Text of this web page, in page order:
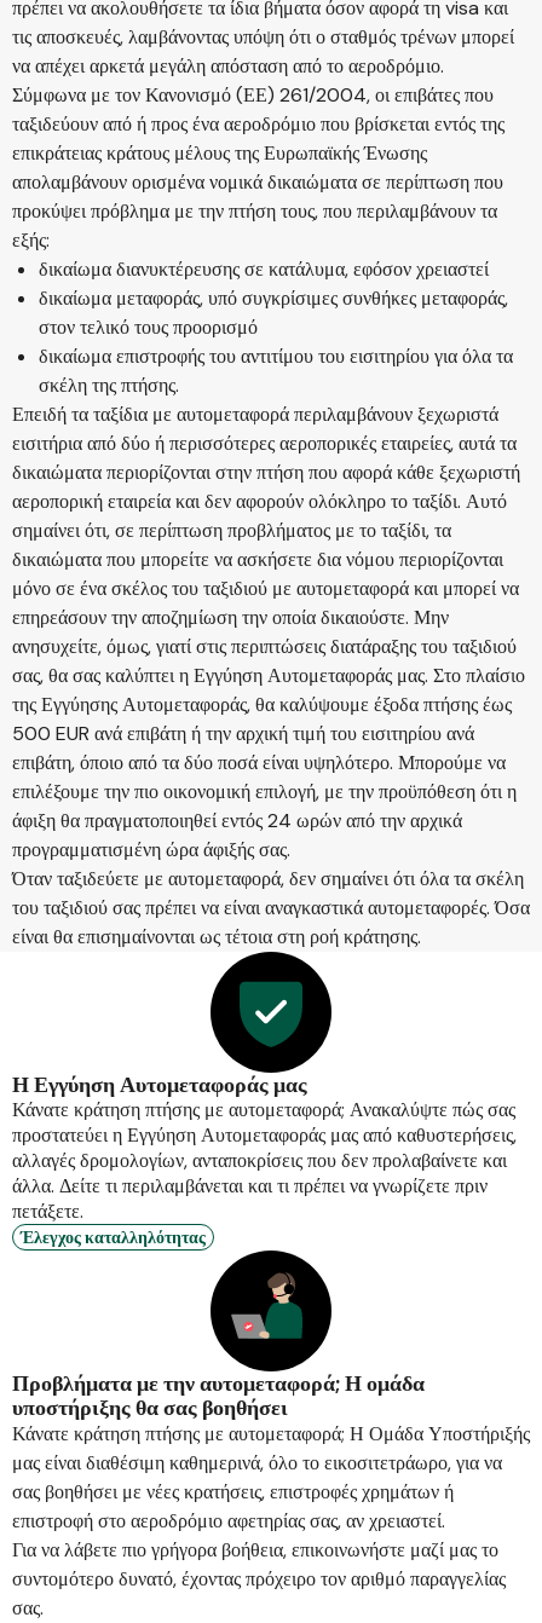
πρέπει να ακολουθήσετε τα ίδια βήματα όσον αφορά τη visa και
τις αποσκευές, λαμβάνοντας υπόψη ότι ο σταθμός τρένων μπορεί
να απέχει αρκετά μεγάλη απόσταση από το αεροδρόμιο.
Σύμφωνα με τον Κανονισμό (ΕΕ) 261/2004, οι επιβάτες που
ταξιδεύουν από ή προς ένα αεροδρόμιο που βρίσκεται εντός της
επικράτειας κράτους μέλους της Ευρωπαϊκής Ένωσης
απολαμβάνουν ορισμένα νομικά δικαιώματα σε περίπτωση που
προκύψει πρόβλημα με την πτήση τους, που περιλαμβάνουν τα
εξής:
δικαίωμα διανυκτέρευσης σε κατάλυμα, εφόσον χρειαστεί
δικαίωμα μεταφοράς, υπό συγκρίσιμες συνθήκες μεταφοράς,
στον τελικό τους προορισμό
δικαίωμα επιστροφής του αντιτίμου του εισιτηρίου για όλα τα
σκέλη της πτήσης.
Επειδή τα ταξίδια με αυτομεταφορά περιλαμβάνουν ξεχωριστά
εισιτήρια από δύο ή περισσότερες αεροπορικές εταιρείες, αυτά τα
δικαιώματα περιορίζονται στην πτήση που αφορά κάθε ξεχωριστή
αεροπορική εταιρεία και δεν αφορούν ολόκληρο το ταξίδι. Αυτό
σημαίνει ότι, σε περίπτωση προβλήματος με το ταξίδι, τα
δικαιώματα που μπορείτε να ασκήσετε δια νόμου περιορίζονται
μόνο σε ένα σκέλος του ταξιδιού με αυτομεταφορά και μπορεί να
επηρεάσουν την αποζημίωση την οποία δικαιούστε. Μην
ανησυχείτε, όμως, γιατί στις περιπτώσεις διατάραξης του ταξιδιού
σας, θα σας καλύπτει η Εγγύηση Αυτομεταφοράς μας. Στο πλαίσιο
της Εγγύησης Αυτομεταφοράς, θα καλύψουμε έξοδα πτήσης έως
500 EUR ανά επιβάτη ή την αρχική τιμή του εισιτηρίου ανά
επιβάτη, όποιο από τα δύο ποσά είναι υψηλότερο. Μπορούμε να
επιλέξουμε την πιο οικονομική επιλογή, με την προϋπόθεση ότι η
άφιξη θα πραγματοποιηθεί εντός 24 ωρών από την αρχικά
προγραμματισμένη ώρα άφιξής σας.
Όταν ταξιδεύετε με αυτομεταφορά, δεν σημαίνει ότι όλα τα σκέλη
του ταξιδιού σας πρέπει να είναι αναγκαστικά αυτομεταφορές. Όσα
είναι θα επισημαίνονται ως τέτοια στη ροή κράτησης.
Η Εγγύηση Αυτομεταφοράς μας
Κάνατε κράτηση πτήσης με αυτομεταφορά; Ανακαλύψτε πώς σας
προστατεύει η Εγγύηση Αυτομεταφοράς μας από καθυστερήσεις,
αλλαγές δρομολογίων, ανταποκρίσεις που δεν προλαβαίνετε και
άλλα. Δείτε τι περιλαμβάνεται και τι πρέπει να γνωρίζετε πριν
πετάξετε.
Έλεγχος καταλληλότητας
Προβλήματα με την αυτομεταφορά; Η ομάδα
υποστήριξης θα σας βοηθήσει
Κάνατε κράτηση πτήσης με αυτομεταφορά; Η Ομάδα Υποστήριξής
μας είναι διαθέσιμη καθημερινά, όλο το εικοσιτετράωρο, για να
σας βοηθήσει με νέες κρατήσεις, επιστροφές χρημάτων ή
επιστροφή στο αεροδρόμιο αφετηρίας σας, αν χρειαστεί.
Για να λάβετε πιο γρήγορα βοήθεια, επικοινωνήστε μαζί μας το
συντομότερο δυνατό, έχοντας πρόχειρο τον αριθμό παραγγελίας
σας.